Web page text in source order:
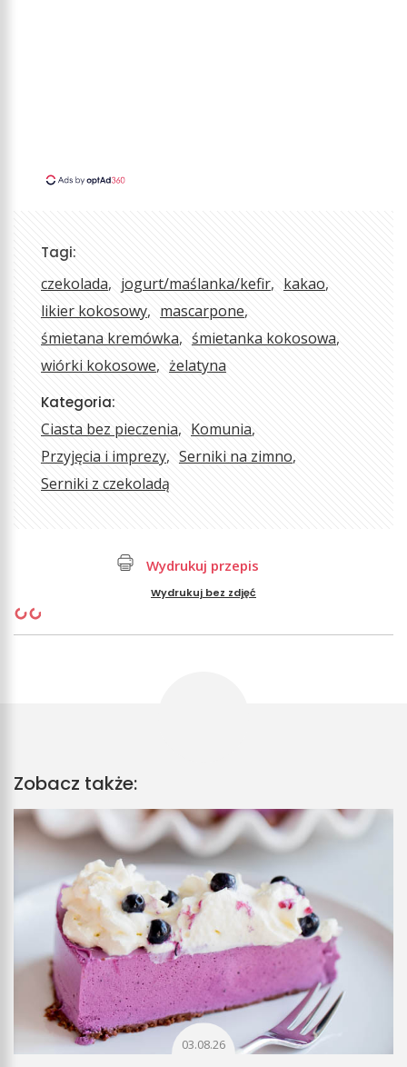
Tagi:
czekolada jogurt/maślanka/kefir
kakao
likier kokosowy
mascarpone
śmietana kremówka
śmietanka kokosowa
wiórki kokosowe
żelatyna
Kategoria:
Ciasta bez pieczenia
Komunia
Przyjęcia i imprezy
Serniki na zimno
Serniki z czekoladą
Wydrukuj przepis
Wydrukuj bez zdjęć
Zobacz także:
03.08.26